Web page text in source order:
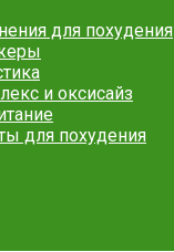
для похудения
и оксисайз
для похудения